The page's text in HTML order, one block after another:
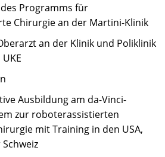
Programms für
Chirurgie an der Martini-Klinik
an der Klinik und Poliklinik
Ausbildung am da-Vinci-
zur roboterassistierten
mit Training in den USA,